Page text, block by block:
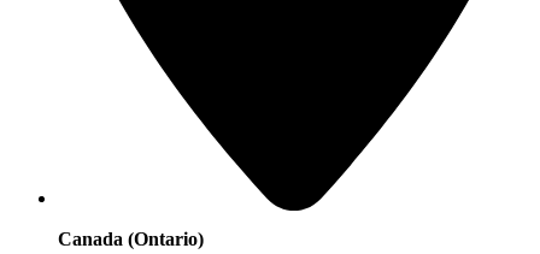
Canada (Ontario)